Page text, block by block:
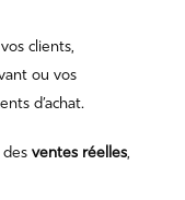
clients,
ou vos
d’achat.
ventes réelles,